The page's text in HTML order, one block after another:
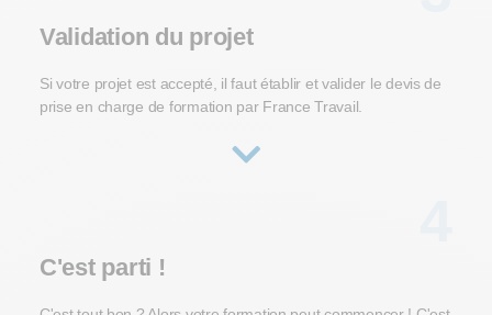
Validation du projet
Si votre projet est accepté, il faut établir et valider le devis de
prise en charge de formation par France Travail.
C'est parti !